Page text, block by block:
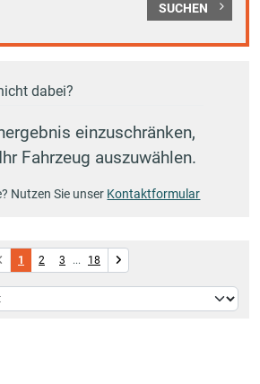
SUCHEN
dabei?
einzuschränken,
Fahrzeug auszuwählen.
Nutzen Sie unser Kontaktformular
1 2 3 ... 18